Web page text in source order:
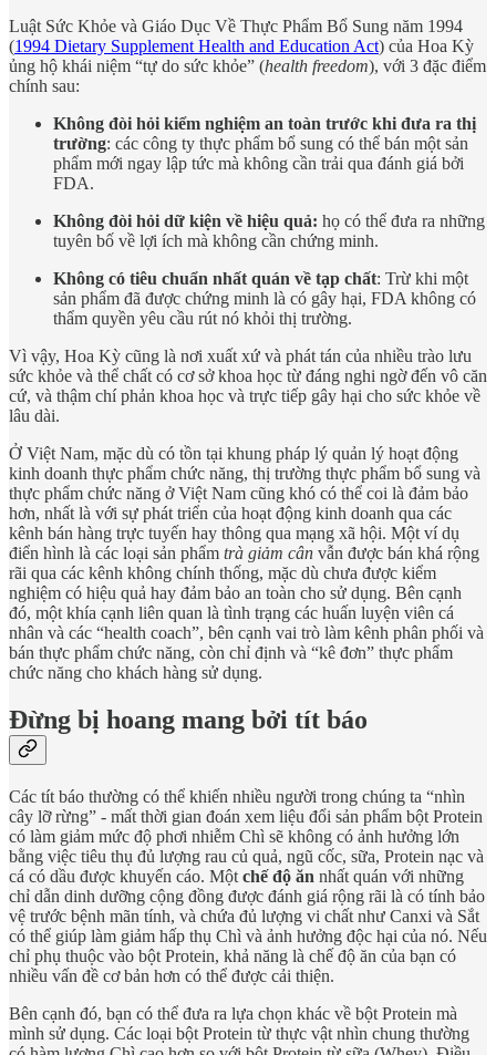
Luật Sức Khỏe và Giáo Dục Về Thực Phẩm Bổ Sung năm 1994
(1994 Dietary Supplement Health and Education Act) của Hoa Kỳ
ủng hộ khái niệm “tự do sức khỏe” (health freedom), với 3 đặc điểm
chính sau:
Không đòi hỏi kiểm nghiệm an toàn trước khi đưa ra thị
trường: các công ty thực phẩm bổ sung có thể bán một sản
phẩm mới ngay lập tức mà không cần trải qua đánh giá bởi
FDA.
Không đòi hỏi dữ kiện về hiệu quả: họ có thể đưa ra những
tuyên bố về lợi ích mà không cần chứng minh.
Không có tiêu chuẩn nhất quán về tạp chất: Trừ khi một
sản phẩm đã được chứng minh là có gây hại, FDA không có
thẩm quyền yêu cầu rút nó khỏi thị trường.
Vì vậy, Hoa Kỳ cũng là nơi xuất xứ và phát tán của nhiều trào lưu
sức khỏe và thể chất có cơ sở khoa học từ đáng nghi ngờ đến vô căn
cứ, và thậm chí phản khoa học và trực tiếp gây hại cho sức khỏe về
lâu dài.
Ở Việt Nam, mặc dù có tồn tại khung pháp lý quản lý hoạt động
kinh doanh thực phẩm chức năng, thị trường thực phẩm bổ sung và
thực phẩm chức năng ở Việt Nam cũng khó có thể coi là đảm bảo
hơn, nhất là với sự phát triển của hoạt động kinh doanh qua các
kênh bán hàng trực tuyến hay thông qua mạng xã hội. Một ví dụ
điển hình là các loại sản phẩm trà giảm cân vẫn được bán khá rộng
rãi qua các kênh không chính thống, mặc dù chưa được kiểm
nghiệm có hiệu quả hay đảm bảo an toàn cho sử dụng. Bên cạnh
đó, một khía cạnh liên quan là tình trạng các huấn luyện viên cá
nhân và các “health coach”, bên cạnh vai trò làm kênh phân phối và
bán thực phẩm chức năng, còn chỉ định và “kê đơn” thực phẩm
chức năng cho khách hàng sử dụng.
Đừng bị hoang mang bởi tít báo
Các tít báo thường có thể khiến nhiều người trong chúng ta “nhìn
cây lỡ rừng” - mất thời gian đoán xem liệu đổi sản phẩm bột Protein
có làm giảm mức độ phơi nhiễm Chì sẽ không có ảnh hưởng lớn
bằng việc tiêu thụ đủ lượng rau củ quả, ngũ cốc, sữa, Protein nạc và
cá có dầu được khuyến cáo. Một chế độ ăn nhất quán với những
chỉ dẫn dinh dưỡng cộng đồng được đánh giá rộng rãi là có tính bảo
vệ trước bệnh mãn tính, và chứa đủ lượng vi chất như Canxi và Sắt
có thể giúp làm giảm hấp thụ Chì và ảnh hưởng độc hại của nó. Nếu
chỉ phụ thuộc vào bột Protein, khả năng là chế độ ăn của bạn có
nhiều vấn đề cơ bản hơn có thể được cải thiện.
Bên cạnh đó, bạn có thể đưa ra lựa chọn khác về bột Protein mà
mình sử dụng. Các loại bột Protein từ thực vật nhìn chung thường